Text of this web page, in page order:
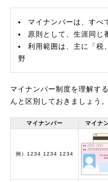
マイナンバーは、すべ
原則として、生涯同じ
利用範囲は、主に「税
野
マイナンバー制度を理解す
んと区別しておきましょう。
マイナンバー マイナ
例）1234 1234 1234